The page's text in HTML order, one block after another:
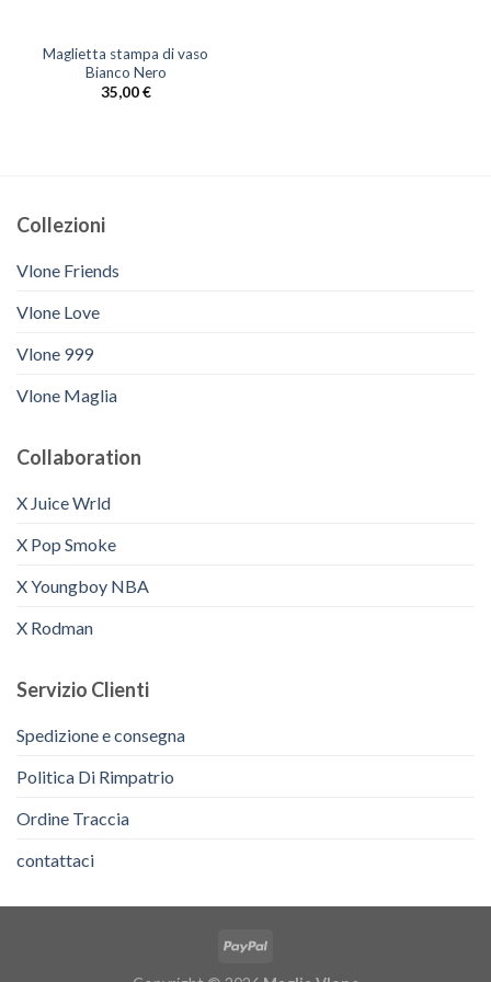
Maglietta stampa di vaso
Bianco Nero
35,00€
Collezioni
Vlone Friends
Vlone Love
Vlone 999
Vlone Maglia
Collaboration
X Juice Wrld
X Pop Smoke
X Youngboy NBA
X Rodman
Servizio Clienti
Spedizione e consegna
Politica Di Rimpatrio
Ordine Traccia
contattaci